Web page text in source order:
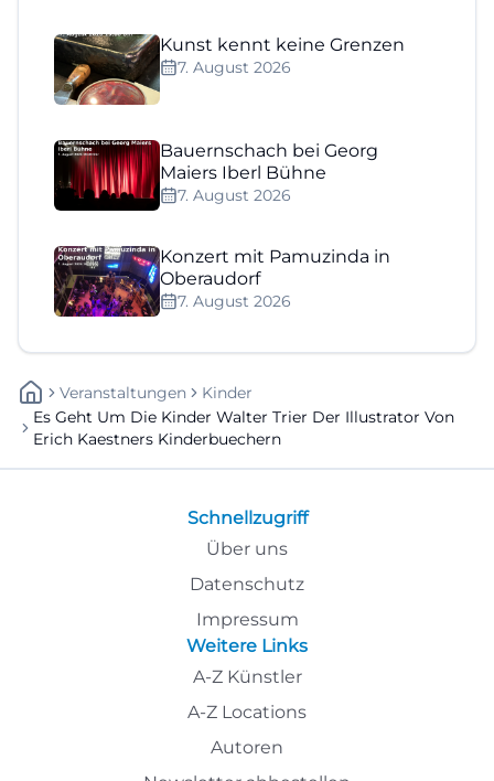
Kunst kennt keine Grenzen
7. August 2026
Bauernschach bei Georg
Maiers Iberl Bühne
7. August 2026
Konzert mit Pamuzinda in
Oberaudorf
7. August 2026
Veranstaltungen
Kinder
Es Geht Um Die Kinder Walter Trier Der Illustrator Von
Erich Kaestners Kinderbuechern
Schnellzugriff
Über uns
Datenschutz
Impressum
Weitere Links
A-Z Künstler
A-Z Locations
Autoren